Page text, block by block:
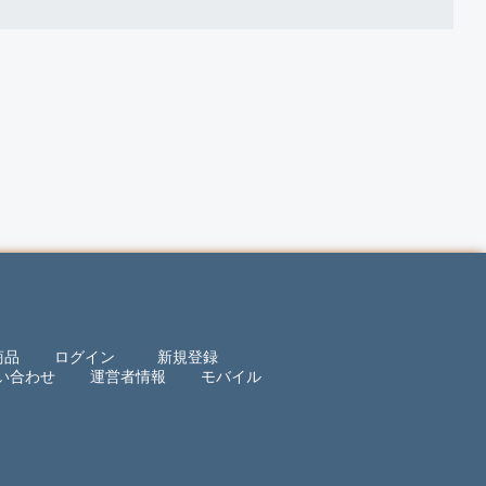
品 ログイン
新規登録
合わせ
運営者情報 モバイル